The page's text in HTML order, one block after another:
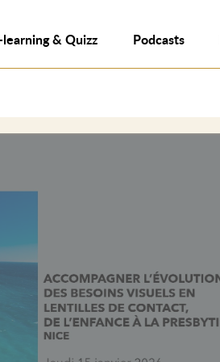
learning & Quizz Podcasts